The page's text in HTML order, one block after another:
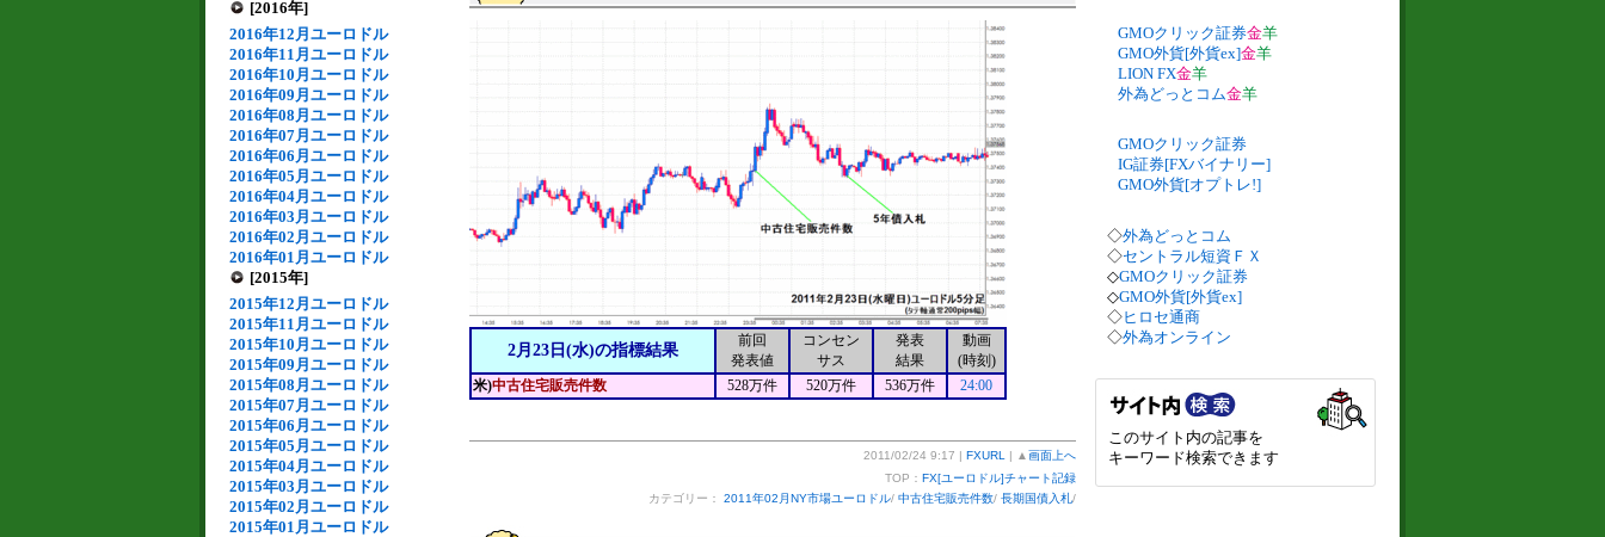
[2016年]
2016年12月ユーロドル
2016年11月ユーロドル
2016年10月ユーロドル
2016年09月ユーロドル
2016年08月ユーロドル
2016年07月ユーロドル
2016年06月ユーロドル
2016年05月ユーロドル
2016年04月ユーロドル
2016年03月ユーロドル
2016年02月ユーロドル
2016年01月ユーロドル
[2015年]
2015年12月ユーロドル
2015年11月ユーロドル
2015年10月ユーロドル
2015年09月ユーロドル
2015年08月ユーロドル
2015年07月ユーロドル
2015年06月ユーロドル
2015年05月ユーロドル
2015年04月ユーロドル
2015年03月ユーロドル
2015年02月ユーロドル
2015年01月ユーロドル
2月23日(水)の指標結果
前回
発表値
コンセン
サス
発表
結果
動画
(時刻)
米)中古住宅販売件数 528万件 520万件 536万件 24:00
2011/02/24 9:17 | FXURL | ▲ 画面上へ
TOP： FX[ユーロドル]チャート記録
カテゴリー： 2011年02月NY市場ユーロドル/ 中古住宅販売件数/ 長期国債入札/
GMOクリック証券金羊
GMO外貨[外貨ex]金羊
LION FX金羊
外為どっとコム金羊
GMOクリック証券
IG証券[FXバイナリー]
GMO外貨[オプトレ!]
◇外為どっとコム
◇セントラル短資ＦＸ
◇GMOクリック証券
◇GMO外貨[外貨ex]
◇ヒロセ通商
◇外為オンライン
このサイト内の記事を
キーワード検索できます